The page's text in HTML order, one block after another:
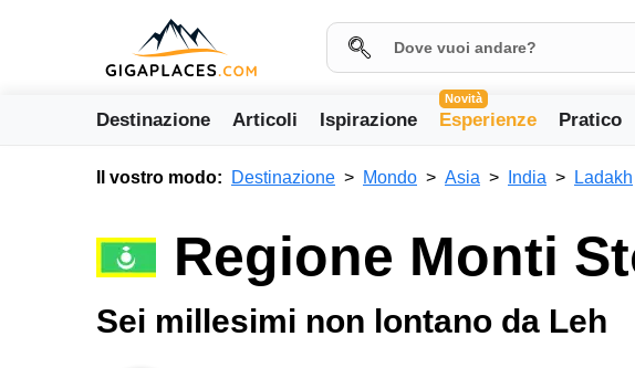
Destinazione Articoli Ispirazione
Novità
Esperienze Pratico
Il vostro modo: Destinazione Mondo Asia India Ladakh
Regione Monti
Sei millesimi non lontano da Leh